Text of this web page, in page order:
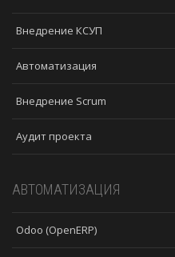
Внедрение КСУП
Автоматизация
Внедрение Scrum
Аудит проекта
АВТОМАТИЗАЦИЯ
Odoo (OpenERP)